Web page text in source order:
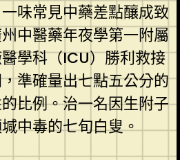
味常見中藥差點釀成致
中醫藥年夜學第一附屬
學科（ICU）勝利救接
準確量出七點五公分的
比例。治一名因生附子
中毒的七旬白叟。